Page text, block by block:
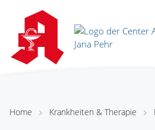
Home Krankheiten & Therapie